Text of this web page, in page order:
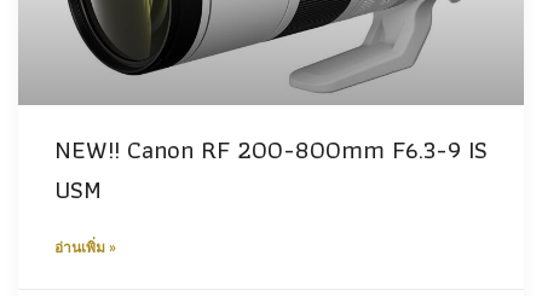
NEW!! Canon RF 200-800mm F6.3-9 IS
USM
อ่านเพิ่ม »